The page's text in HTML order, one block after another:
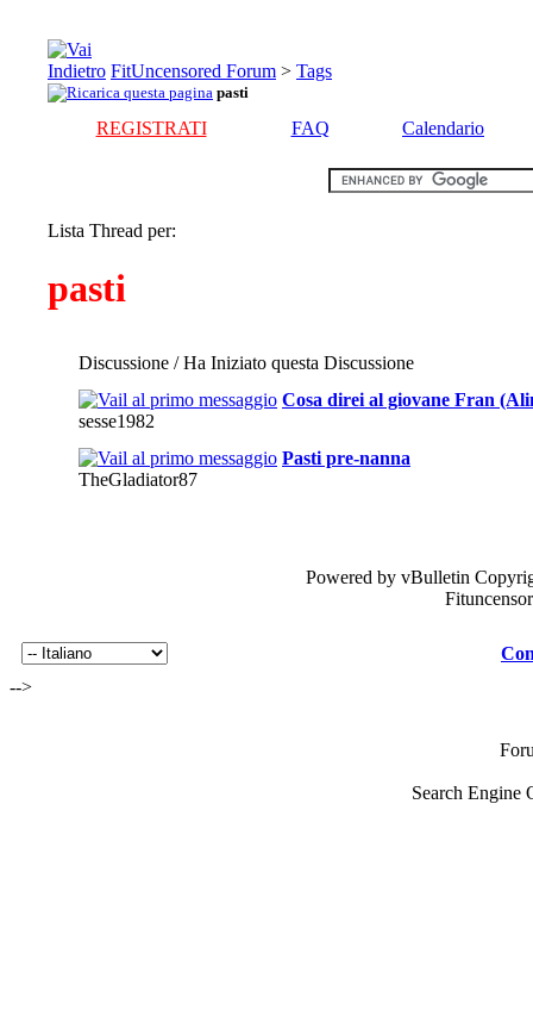
FitUncensored Forum > Tags
pasti
REGISTRATI FAQ Calendario
Lista Thread per:
pasti
Discussione / Ha Iniziato questa Discussione
Cosa direi al giovane Fran
sesse1982
Pasti pre-nanna
TheGladiator87
Powered by vBulletin
-->
Search Engine